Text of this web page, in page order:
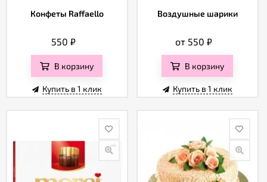
Конфеты Raffaello
550 ₽
В корзину
Купить в 1 клик
Воздушные шарики
от 550₽
В корзину
Купить в 1 клик